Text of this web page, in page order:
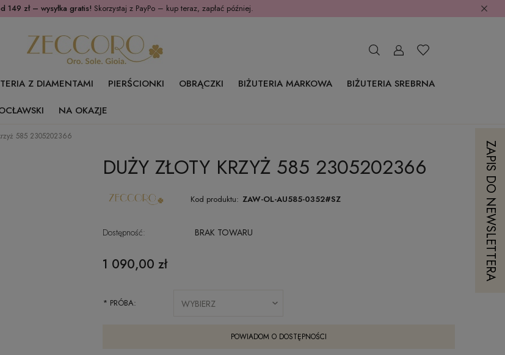
149 zł – wysyłka gratis! Skorzystaj z PayPo – kup teraz, zapłać później.
Z DIAMENTAMI PIERŚCIONKI OBRĄCZKI BIŻUTERIA MARKOWA
BIŻUTERIA SREBRNA
NA OKAZJE
585 2305202366
DUŻY ZŁOTY KRZYŻ 585 2305202366
Kod produktu: ZAW-OL-AU585-0352#SZ
Dostępność: BRAK TOWARU
1 090,00 zł
* PRÓBA:
POWIADOM O DOSTĘPNOŚCI
ZAPIS DO NEWSLETTERA